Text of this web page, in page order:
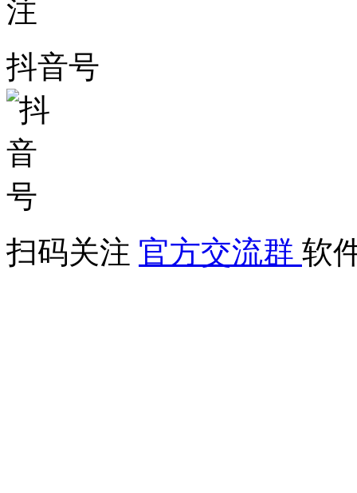
抖音号
扫码关注 官方交流群 软